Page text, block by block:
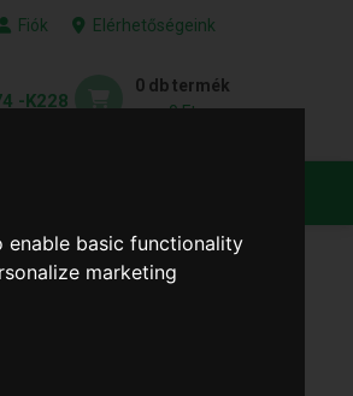
enable basic functionality
marketing
Fiók Elérhetőségeink
-K228
0 db termék
0 Ft